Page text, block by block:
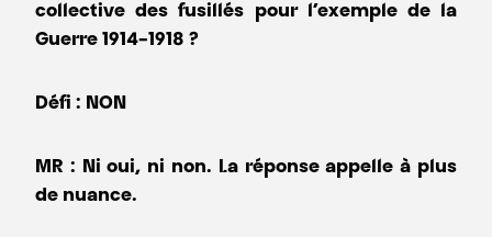
collective des fusillés pour l’exemple de la
Guerre 1914-1918 ?
Défi : NON
MR : Ni oui, ni non. La réponse appelle à plus
de nuance.